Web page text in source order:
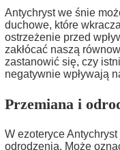
Antychryst we śnie
duchowe, które
ostrzeżenie przed
zakłócać naszą
zastanowić się, czy
negatywnie wpływają
Przemiana i
W ezoteryce
odrodzenia. Może